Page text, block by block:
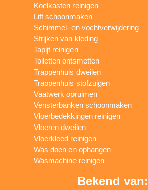
Koelkasten reinigen
Lift schoonmaken
Schimmel- en vochtverwijdering
Strijken van kleding
Tapijt reinigen
Toiletten ontsmetten
Trappenhuis dweilen
Trappenhuis stofzuigen
Vaatwerk opruimen
Vensterbanken schoonmaken
Vloerbedekkingen reinigen
Vloeren dweilen
Vloerkleed reinigen
Was doen en ophangen
Wasmachine reinigen
Bekend van: